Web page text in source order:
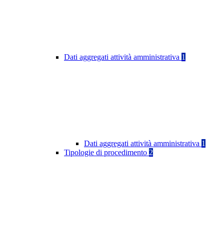
Dati aggregati attività amministrativa 1
Dati aggregati attività amministrativa 1
Tipologie di procedimento 2